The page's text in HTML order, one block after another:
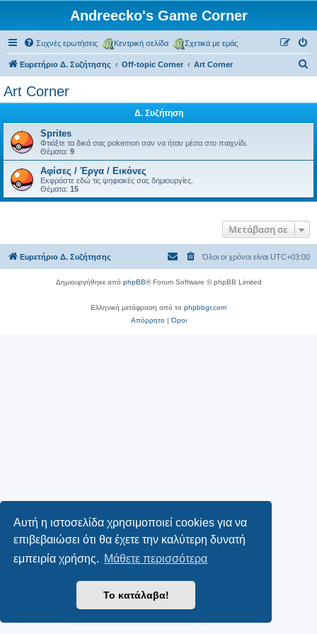
Αυτή η ιστοσελίδα χρησιμοποιεί cookies για να
επιβεβαιώσει ότι θα έχετε την καλύτερη δυνατή
εμπειρία χρήσης. Μάθετε περισσότερα
Το κατάλαβα!
Andreecko's Game Corner
Συχνές ερωτήσεις Κεντρική σελίδα Σχετικά με εμάς
Ευρετήριο Δ. Συζήτησης Off-topic Corner Art Corner
η
Art Corner
Δ. Συζήτηση
Sprites
Φτιάξτε τα δικά σας pokemon σαν να ήταν μέσα στο παιχνίδι.
Θέματα: 9
Αφίσες / Έργα / Εικόνες
Εκφράστε εδώ τις ψηφιακές σας δημιουργίες.
Θέματα: 15
Μετάβαση σε
Ευρετήριο Δ. Συζήτησης Όλοι οι χρόνοι είναι UTC+03:00
Δημιουργήθηκε από phpBB® Forum Software © phpBB Limited
Ελληνική μετάφραση από το phpbbgr.com
Απόρρητο|Όροι